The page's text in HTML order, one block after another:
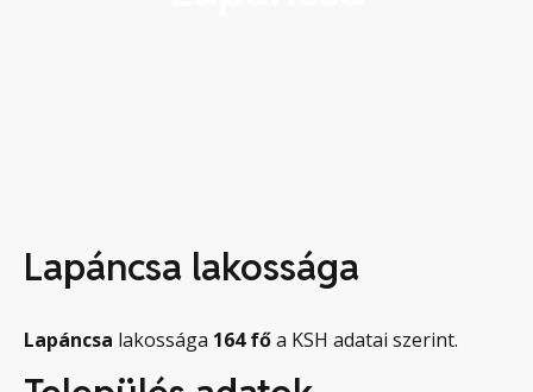
Lapáncsa lakossága
Lapáncsa lakossága 164 főa KSH adatai szerint.